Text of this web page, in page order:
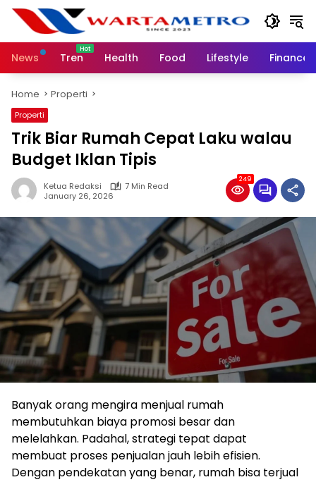
Skip
content
News
Tren Health Food Lifestyle Finance
Home Properti
Properti
Trik Biar Rumah Cepat Laku walau
Budget Iklan Tipis
Ketua Redaksi
7 Min Read
January 26, 2026
249
Banyak orang mengira menjual rumah
membutuhkan biaya promosi besar dan
melelahkan. Padahal, strategi tepat dapat
membuat proses penjualan jauh lebih efisien.
Dengan pendekatan yang benar, rumah bisa terjual